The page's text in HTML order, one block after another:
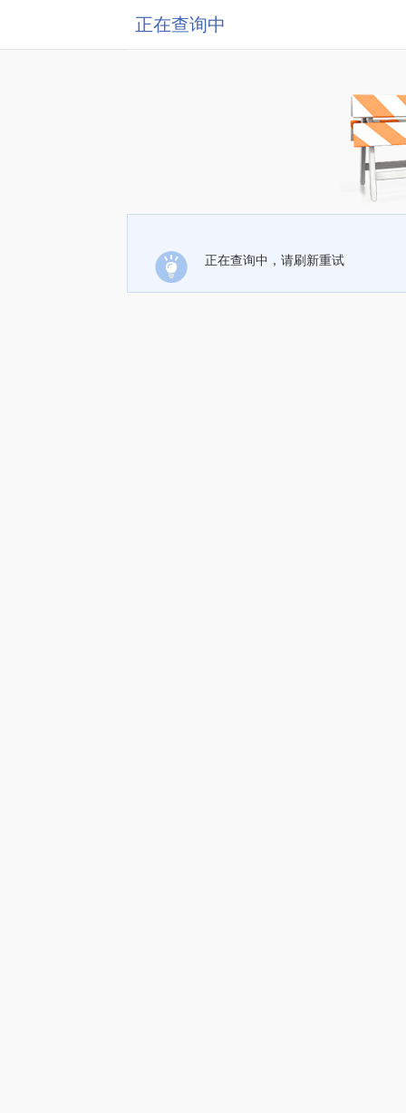
正在查询中
正在查询中，请刷新重试